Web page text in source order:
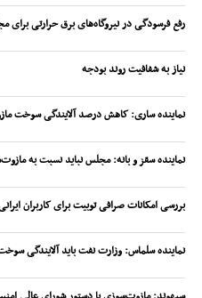
رفع فرسودگی در نیروگاه‌های برق حرارتی
نیاز به شفافیت روند بودجه
نماینده ساری: کاهش درصد آلایندگی سوخت
نماینده سقز و بانه: مجلس نباید نسبت به
بررسی امکانات صرافی توبیت برای کاربران
نماینده سلماس: وزارت نفت باید آلایندگی